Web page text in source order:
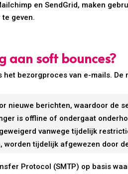
en SendGrid, maken
geven.
aan soft bounces?
bezorgproces van e-mails. De
nieuwe berichten, waardoor de
is offline of ondergaat
vanwege tijdelijk
worden tijdelijk afgewezen door
Protocol (SMTP) op basis